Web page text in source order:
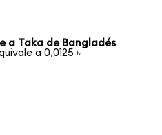
a Taka de Bangladés
a 0,0125 ৳